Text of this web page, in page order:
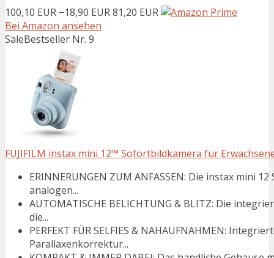
100,10 EUR −18,90 EUR81,20 EUR
Bei Amazon ansehen
SaleBestseller Nr. 9
FUJIFILM instax mini 12™ Sofortbildkamera für
ERINNERUNGEN ZUM ANFASSEN: Die instax mini
analogen...
AUTOMATISCHE BELICHTUNG & BLITZ: Die
die...
PERFEKT FÜR SELFIES & NAHAUFNAHMEN:
Parallaxenkorrektur...